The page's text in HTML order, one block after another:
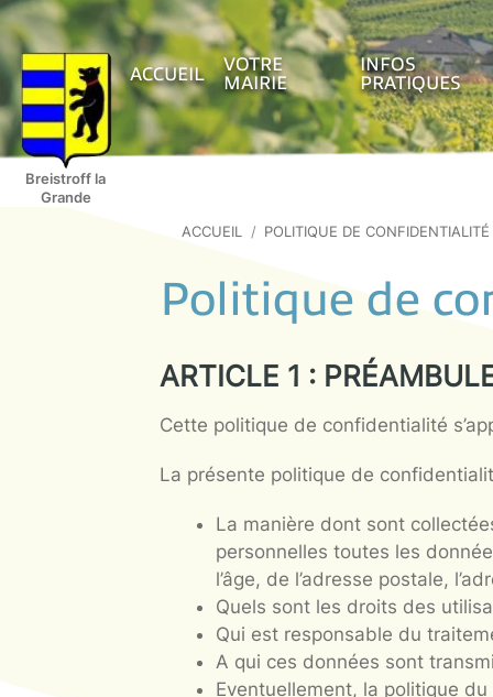
ACCUEIL VOTRE
MAIRIE
INFOS
Politique
ARTICLE 1 :
La présente politique de
La manière dont sont
personnelles toutes
l’âge, de l’adresse